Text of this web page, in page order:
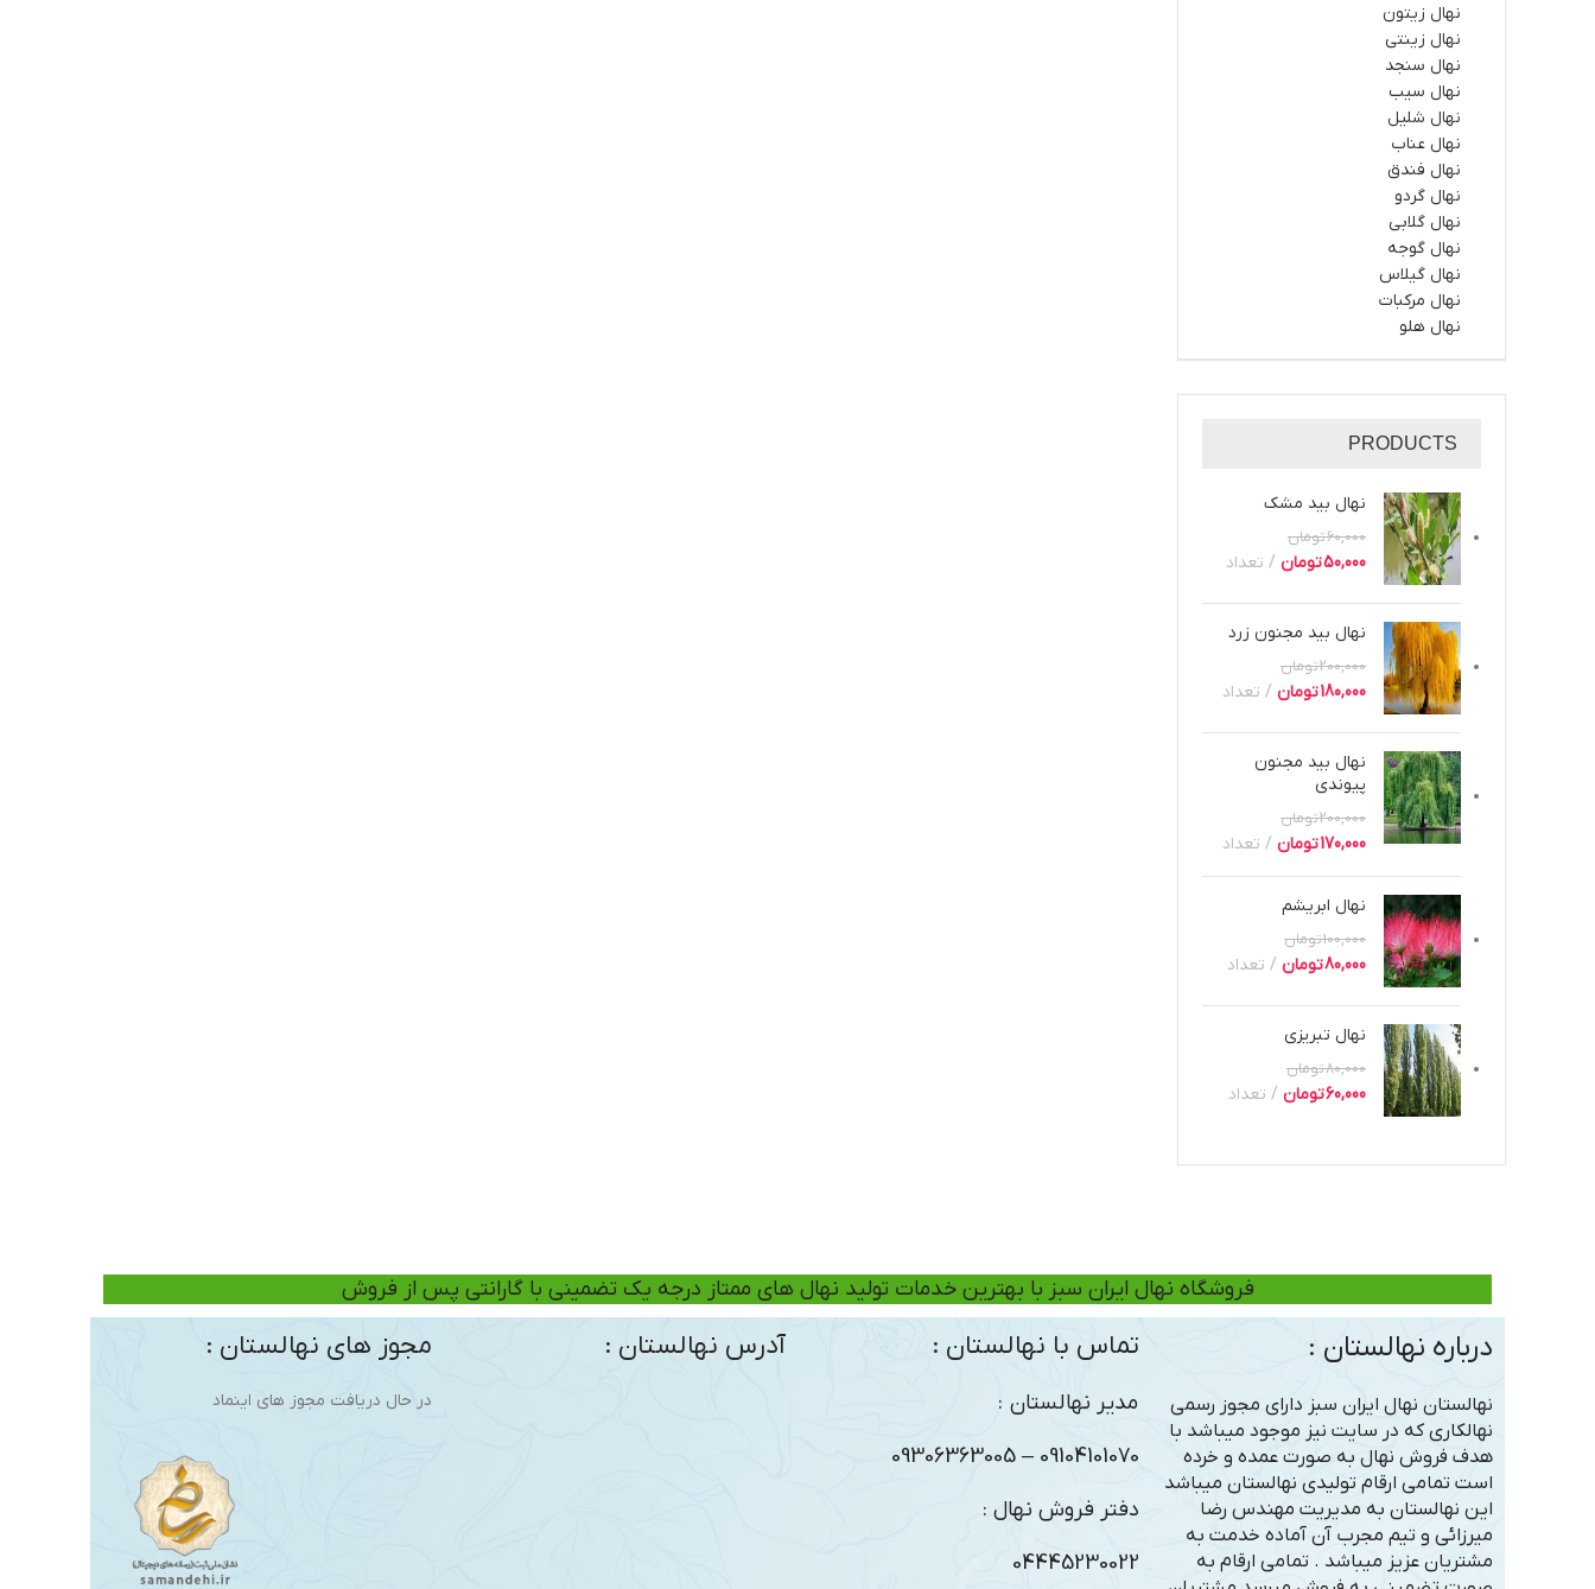
نهال زیتون
نهال زینتی
نهال سنجد
نهال سیب
نهال شلیل
نهال عناب
نهال فندق
نهال گردو
نهال گلابی
نهال گوجه
نهال گیلاس
نهال مرکبات
نهال هلو
PRODUCTS
نهال بید مشک
60,000تومان
50,000تومان تعداد
نهال بید مجنون زرد
200,000تومان
180,000تومان تعداد
نهال بید مجنون
پیوندی
200,000تومان
170,000تومان تعداد
نهال ابریشم
100,000تومان
80,000تومان تعداد
نهال تبریزی
80,000تومان
60,000تومان تعداد
فروشگاه نهال ایران سبز با بهترین خدمات تولید نهال های ممتاز درجه یک تضمینی با گارانتی پس از فروش
درباره نهالستان :
نهالستان نهال ایران سبز دارای مجوز رسمی
نهالکاری که در سایت نیز موجود میباشد با
هدف فروش نهال به صورت عمده و خرده
است تمامی ارقام تولیدی نهالستان میباشد
این نهالستان به مدیریت مهندس رضا
میرزائی و تیم مجرب آن آماده خدمت به
مشتریان عزیز میباشد . تمامی ارقام به
تماس با نهالستان :
مدیر نهالستان :
09104101070 – 09306363005
دفتر فروش نهال :
04445230022
آدرس نهالستان : مجوز های نهالستان :
در حال دریافت مجوز های اینماد